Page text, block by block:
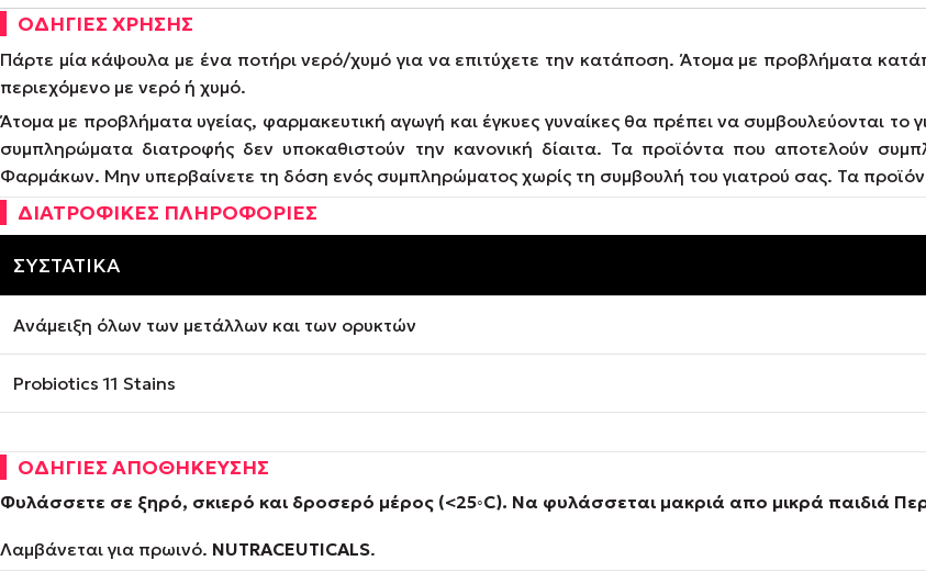
ΟΔΗΓΙΕΣ ΧΡΗΣΗΣ
Πάρτε μία κάψουλα με ένα ποτήρι νερό/χυμό για να επιτύχετε την κατάποση. Άτομα με προβλήματα
περιεχόμενο με νερό ή χυμό.
Άτομα με προβλήματα υγείας, φαρμακευτική αγωγή και έγκυες γυναίκες θα πρέπει να συμβουλεύονται
συμπληρώματα διατροφής δεν υποκαθιστούν την κανονική δίαιτα. Τα προϊόντα που αποτελούν
Φαρμάκων. Μην υπερβαίνετε τη δόση ενός συμπληρώματος χωρίς τη συμβουλή του γιατρού σας. Τα
ΔΙΑΤΡΟΦΙΚΕΣ ΠΛΗΡΟΦΟΡΙΕΣ
ΣΥΣΤΑΤΙΚΑ
Ανάμειξη όλων των μετάλλων και των ορυκτών
Probiotics 11 Stains
ΟΔΗΓΙΕΣ ΑΠΟΘΗΚΕΥΣΗΣ
Φυλάσσετε σε ξηρό, σκιερό και δροσερό μέρος (<25◦C). Να φυλάσσεται μακριά απο μικρά παιδιά
Λαμβάνεται για πρωινό. NUTRACEUTICALS.